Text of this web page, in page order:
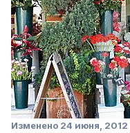
Изменено 24 июня, 2012